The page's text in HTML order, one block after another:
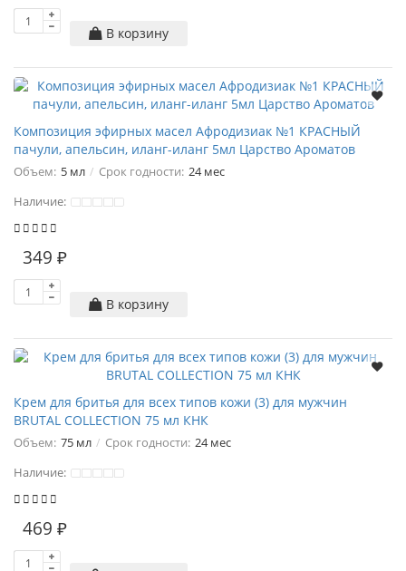
В корзину
Композиция эфирных масел Афродизиак №1 КРАСНЫЙ
пачули, апельсин, иланг-иланг 5мл Царство Ароматов
Объем: 5 мл Срок годности: 24 мес
Наличие:
349 ₽
В корзину
Крем для бритья для всех типов кожи (3) для мужчин
BRUTAL COLLECTION 75 мл КНК
Объем: 75 мл Срок годности: 24 мес
Наличие:
469 ₽